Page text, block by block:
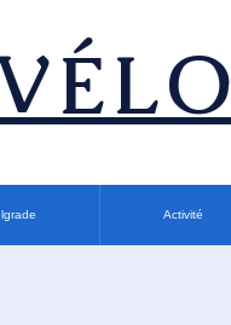
Activité